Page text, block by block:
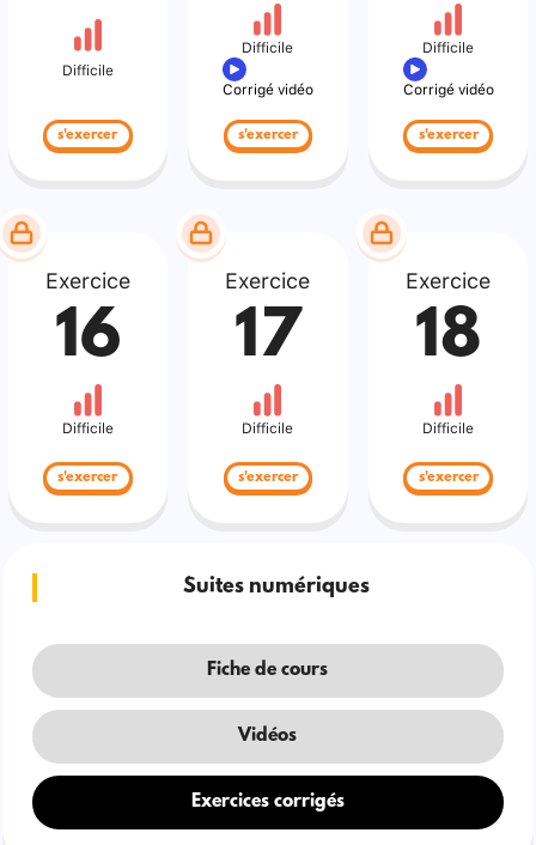
Difficile
s'exercer
Difficile
Corrigé vidéo
s'exercer
Difficile
Corrigé vidéo
s'exercer
Exercice
16
Difficile
s'exercer
Exercice
17
Difficile
s'exercer
Exercice
18
Difficile
s'exercer
Suites numériques
Fiche de cours
Vidéos
Exercices corrigés